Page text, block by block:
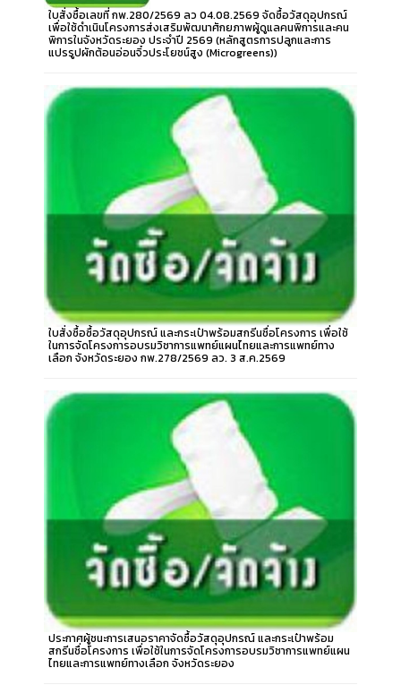
ใบสั่งซื้อเลขที่ กพ.280/2569 ลว 04.08.2569 จัดซื้อวัสดุอุปกรณ์
เพื่อใช้ดำเนินโครงการส่งเสริมพัฒนาศักยภาพผู้ดูแลคนพิการและคน
พิการในจังหวัดระยอง ประจำปี 2569 (หลักสูตรการปลูกและการ
แปรรูปผักต้อนอ่อนจิ๋วประโยชน์สูง (Microgreens))
ใบสั่งซื้อซื้อวัสดุอุปกรณ์ และกระเป๋าพร้อมสกรีนชื่อโครงการ เพื่อใช้
ในการจัดโครงการอบรมวิชาการแพทย์แผนไทยและการแพทย์ทาง
เลือก จังหวัดระยอง กพ.278/2569 ลว. 3 ส.ค.2569
ประกาศผู้ชนะการเสนอราคาจัดซื้อวัสดุอุปกรณ์ และกระเป๋าพร้อม
สกรีนชื่อโครงการ เพื่อใช้ในการจัดโครงการอบรมวิชาการแพทย์แผน
ไทยและการแพทย์ทางเลือก จังหวัดระยอง